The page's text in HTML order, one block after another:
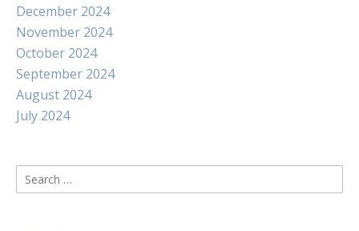
December 2024
November 2024
October 2024
September 2024
August 2024
July 2024
Search
for: